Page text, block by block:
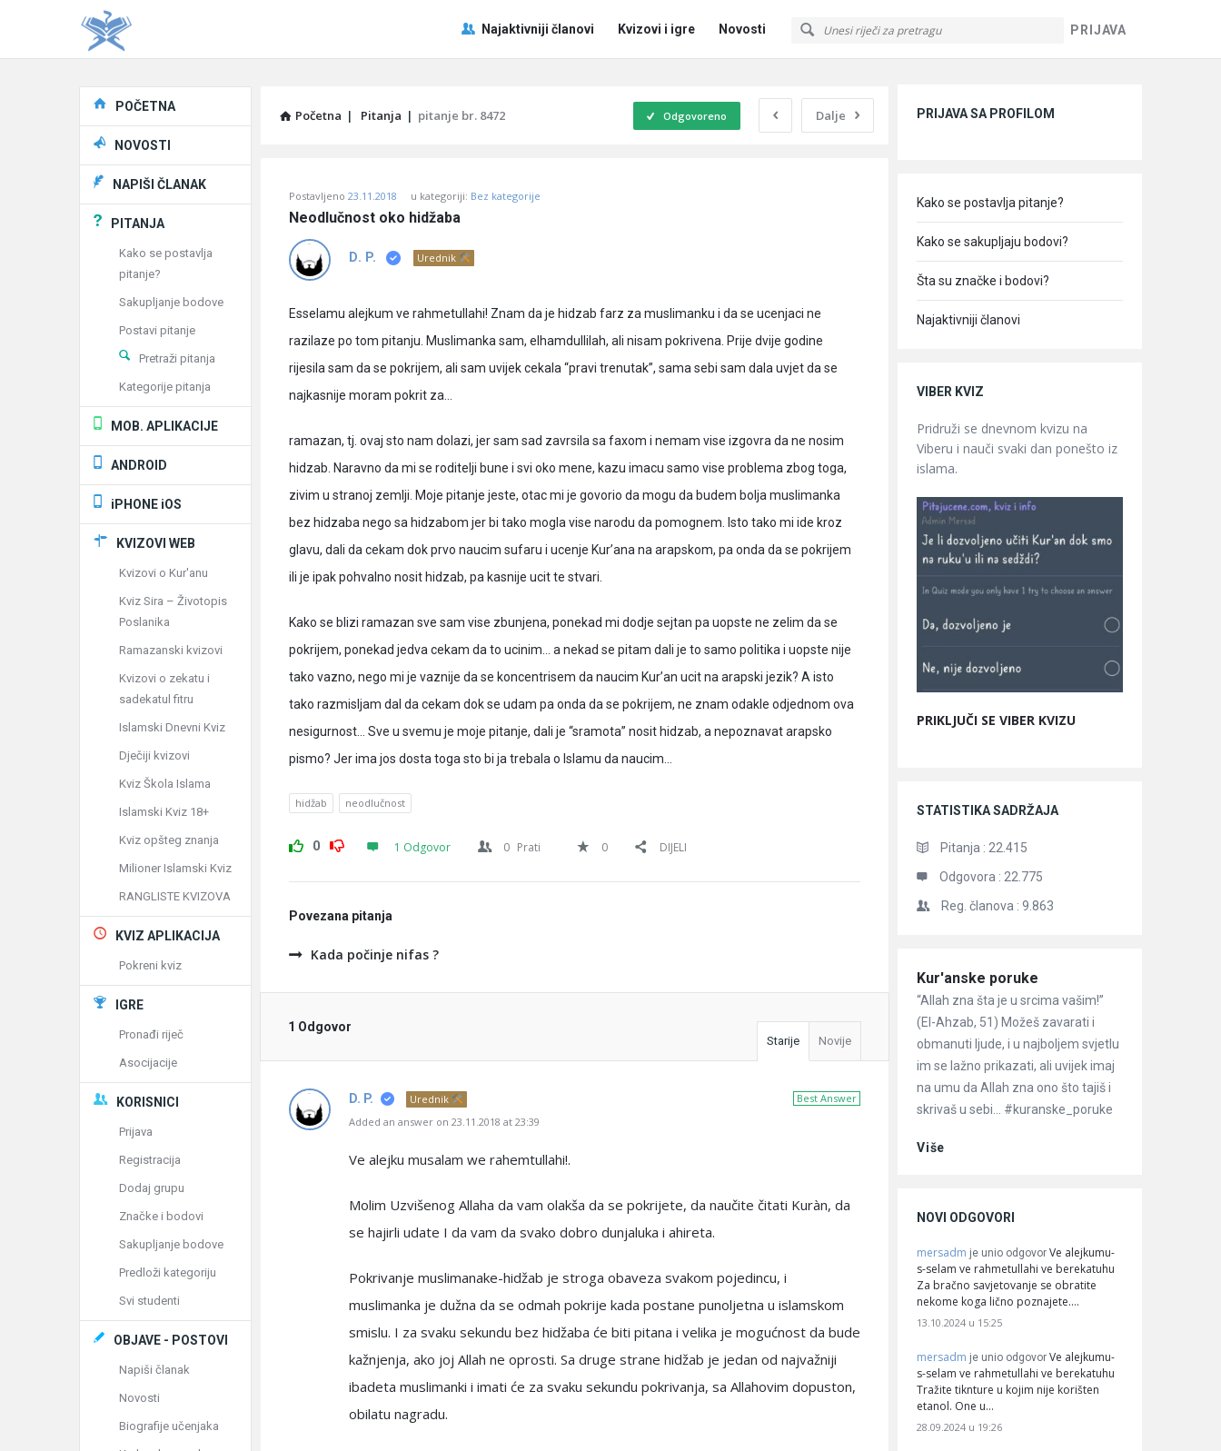
PRIJAVA
Pitaj
Učene
Navigacija
Najaktivniji članovi Kvizovi i igre Novosti
Početna | Pitanja | pitanje br. 8472 Dalje
Odgovoreno
Učene
Latest
Pitanja
Postavljeno 23.11.2018 u kategoriji: Bez kategorije
Neodlučnost oko hidžaba
D. P. Urednik
Esselamu alejkum ve rahmetullahi! Znam da je hidzab farz za muslimanku i da se ucenjaci ne
razilaze po tom pitanju. Muslimanka sam, elhamdullilah, ali nisam pokrivena. Prije dvije godine
rijesila sam da se pokrijem, ali sam uvijek cekala “pravi trenutak”, sama sebi sam dala uvjet da se
najkasnije moram pokrit za…
ramazan, tj. ovaj sto nam dolazi, jer sam sad zavrsila sa faxom i nemam vise izgovra da ne nosim
hidzab. Naravno da mi se roditelji bune i svi oko mene, kazu imacu samo vise problema zbog toga,
zivim u stranoj zemlji. Moje pitanje jeste, otac mi je govorio da mogu da budem bolja muslimanka
bez hidzaba nego sa hidzabom jer bi tako mogla vise narodu da pomognem. Isto tako mi ide kroz
glavu, dali da cekam dok prvo naucim sufaru i ucenje Kur’ana na arapskom, pa onda da se pokrijem
ili je ipak pohvalno nosit hidzab, pa kasnije ucit te stvari.
Kako se blizi ramazan sve sam vise zbunjena, ponekad mi dodje sejtan pa uopste ne zelim da se
pokrijem, ponekad jedva cekam da to ucinim… a nekad se pitam dali je to samo politika i uopste nije
tako vazno, nego mi je vaznije da se koncentrisem da naucim Kur’an ucit na arapski jezik? A isto
tako razmisljam dal da cekam dok se udam pa onda da se pokrijem, ne znam odakle odjednom ova
nesigurnost… Sve u svemu je moje pitanje, dali je “sramota” nosit hidzab, a nepoznavat arapsko
pismo? Jer ima jos dosta toga sto bi ja trebala o Islamu da naucim…
hidžab neodlučnost
0 1 Odgovor 0 Prati 0 DIJELI
Povezana pitanja
Kada počinje nifas ?
1 Odgovor
Starije Novije
Best Answer
D. P.
Urednik
Added an answer on 23.11.2018 at 23:39
Ve alejku musalam we rahemtullahi!.
Molim Uzvišenog Allaha da vam olakša da se pokrijete, da naučite čitati Kuràn, da
se hajirli udate I da vam da svako dobro dunjaluka i ahireta.
Pokrivanje muslimanake-hidžab je stroga obaveza svakom pojedincu, i
muslimanka je dužna da se odmah pokrije kada postane punoljetna u islamskom
smislu. I za svaku sekundu bez hidžaba će biti pitana i velika je mogućnost da bude
kažnjenja, ako joj Allah ne oprosti. Sa druge strane hidžab je jedan od najvažniji
ibadeta muslimanki i imati će za svaku sekundu pokrivanja, sa Allahovim dopuston,
obilatu nagradu.
PRIJAVA SA PROFILOM
Kako se postavlja pitanje?
Kako se sakupljaju bodovi?
Šta su značke i bodovi?
Najaktivniji članovi
VIBER KVIZ
Pridruži se dnevnom kvizu na
Viberu i nauči svaki dan ponešto iz
islama.
PRIKLJUČI SE VIBER KVIZU
STATISTIKA SADRŽAJA
Pitanja : 22.415
Odgovora : 22.775
Reg. članova : 9.863
Članci
Kur'anske poruke
“Allah zna šta je u srcima vašim!”
(El-Ahzab, 51) Možeš zavarati i
obmanuti ljude, i u najboljem svjetlu
im se lažno prikazati, ali uvijek imaj
na umu da Allah zna ono što tajiš i
skrivaš u sebi… #kuranske_poruke
Više
NOVI ODGOVORI
mersadm je unio odgovor Ve alejkumu-
s-selam ve rahmetullahi ve berekatuhu
Za bračno savjetovanje se obratite
nekome koga lično poznajete.…
13.10.2024 u 15:25
mersadm je unio odgovor Ve alejkumu-
s-selam ve rahmetullahi ve berekatuhu
Tražite tiknture u kojim nije korišten
etanol. One u…
28.09.2024 u 19:26
Explore
POČETNA
NOVOSTI
NAPIŠI ČLANAK
PITANJA
Kako se postavlja
pitanje?
Sakupljanje bodove
Postavi pitanje
Pretraži pitanja
Kategorije pitanja
MOB. APLIKACIJE
ANDROID
iPHONE iOS
KVIZOVI WEB
Kvizovi o Kur'anu
Kviz Sira – Životopis
Poslanika
Ramazanski kvizovi
Kvizovi o zekatu i
sadekatul fitru
Islamski Dnevni Kviz
Dječiji kvizovi
Kviz Škola Islama
Islamski Kviz 18+
Kviz opšteg znanja
Milioner Islamski Kviz
RANGLISTE KVIZOVA
KVIZ APLIKACIJA
Pokreni kviz
IGRE
Pronađi riječ
Asocijacije
KORISNICI
Prijava
Registracija
Dodaj grupu
Značke i bodovi
Sakupljanje bodove
Predloži kategoriju
Svi studenti
OBJAVE - POSTOVI
Napiši članak
Novosti
Biografije učenjaka